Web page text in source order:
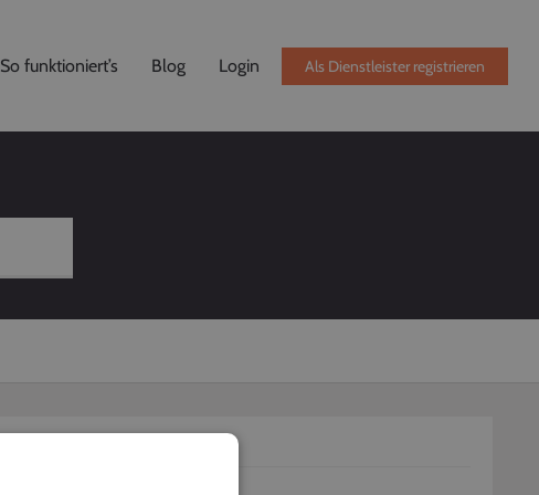
So funktioniert’s Blog Login Als Dienstleister registrieren